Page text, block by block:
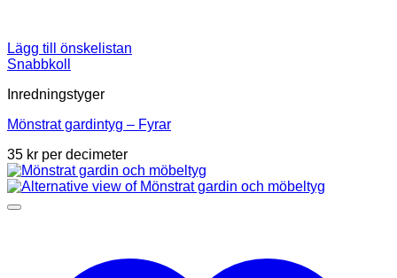
Lägg till önskelistan
Snabbkoll
Inredningstyger
Mönstrat gardintyg – Fyrar
35 kr per decimeter